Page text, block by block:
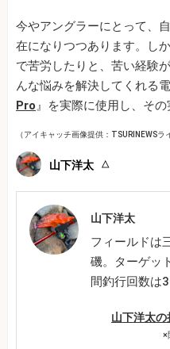
今やアングラーにとって、
在になりつつあります。し
で苦労したりと、苦い経験
んな悩みを解決してくれる
Pro』を実際に使用し、その
（アイキャッチ画像提供：TSURINEWSラ
山下洋太
山下洋太
フィールドは
磯。ターゲッ
間釣行回数は
山下洋太
×